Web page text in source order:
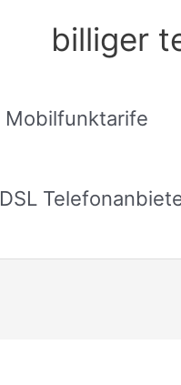
billiger
Mobilfunktarife
DSL